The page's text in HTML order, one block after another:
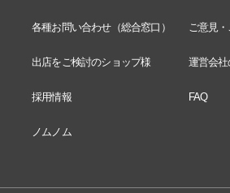
各種お問い合わせ（総合窓口） ご意見
出店をご検討のショップ様 運営会
採用情報 FAQ
ノムノム